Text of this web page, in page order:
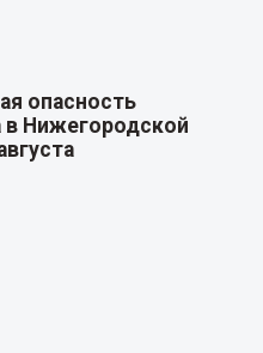
опасность
в Нижегородской